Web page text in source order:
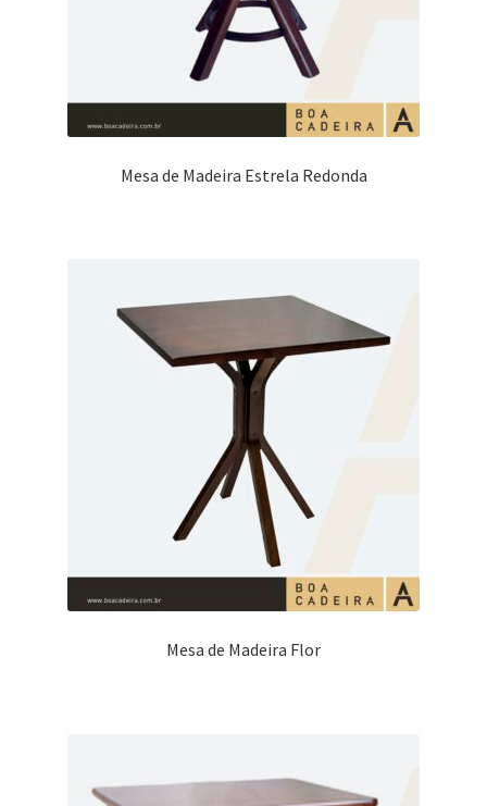
Mesa de Madeira Estrela Redonda
Mesa de Madeira Flor